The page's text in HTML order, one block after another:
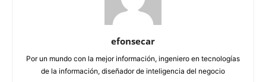
efonsecar
Por un mundo con la mejor información, ingeniero en tecnologías
de la información, diseñador de inteligencia del negocio